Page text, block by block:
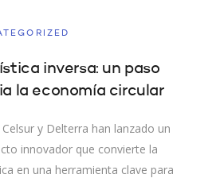
inversa: un paso
la economía circular
y Delterra han lanzado un
innovador que convierte la
en una herramienta clave para